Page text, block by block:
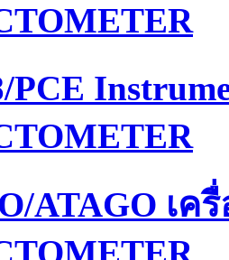
PCE
ATAGO เ